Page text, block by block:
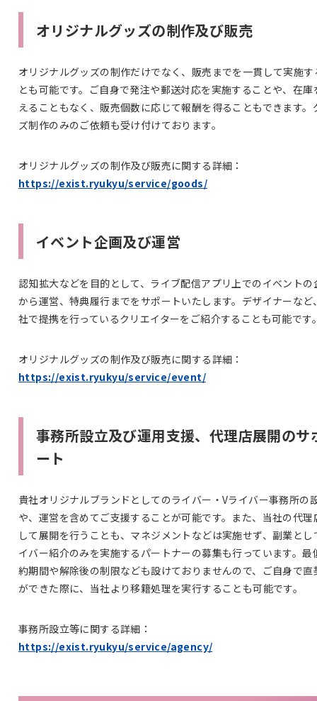
オリジナルグッズの制作及び販売
オリジナルグッズの制作だけでなく、販売までを一貫して実施す
とも可能です。ご自身で発注や郵送対応を実施することや、在庫
えることもなく、販売個数に応じて報酬を得ることもできます。
ズ制作のみのご依頼も受け付けております。
オリジナルグッズの制作及び販売に関する詳細：
https://exist.ryukyu/service/goods/
イベント企画及び運営
認知拡大などを目的として、ライブ配信アプリ上でのイベントの
から運営、特典履行までをサポートいたします。デザイナーなど
社で提携を行っているクリエイターをご紹介することも可能です
オリジナルグッズの制作及び販売に関する詳細：
https://exist.ryukyu/service/event/
事務所設立及び運用支援、代理店展開のサ
ート
貴社オリジナルブランドとしてのライバー・Vライバー事務所の
や、運営を含めてご支援することが可能です。また、当社の代理
して展開を行うことも、マネジメントなどは実施せず、副業とし
イバー紹介のみを実施するパートナーの募集も行っています。最
約期間や解除後の制限なども設けておりませんので、ご自身で直
ができた際に、当社より移籍処理を実行することも可能です。
事務所設立等に関する詳細：
https://exist.ryukyu/service/agency/